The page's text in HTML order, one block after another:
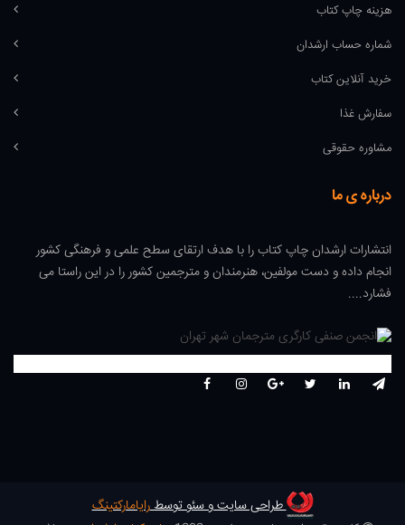
هزینه چاپ کتاب
شماره حساب ارشدان
خرید آنلاین کتاب
سفارش غذا
مشاوره حقوقی
درباره ی ما
انتشارات ارشدان چاپ کتاب را با هدف ارتقای سطح علمی و فرهنگی کشور
انجام داده و دست مولفین، هنرمندان و مترجمین کشور را در این راستا می
فشارد....
طراحی سایت و سئو توسطرایامارکتینگ